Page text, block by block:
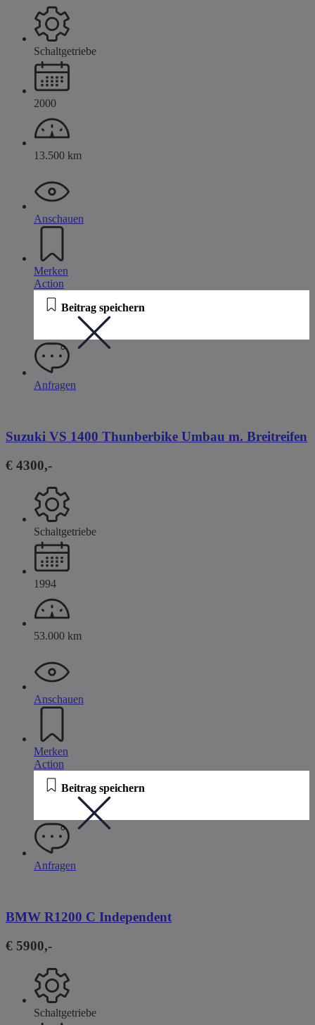
Schaltgetriebe
2000
13.500 km
Anschauen
Merken
Action
Beitrag speichern
Anfragen
Suzuki VS 1400 Thunberbike Umbau m. Breitreifen
€ 4300,-
Schaltgetriebe
1994
53.000 km
Anschauen
Merken
Action
Beitrag speichern
Anfragen
BMW R1200 C Independent
€ 5900,-
Schaltgetriebe